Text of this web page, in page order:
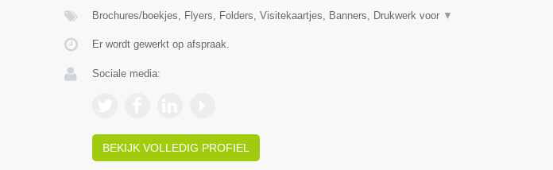
Brochures/boekjes, Flyers, Folders, Visitekaartjes, Banners, Drukwerk voor ▼
Er wordt gewerkt op afspraak.
Sociale media:
BEKIJK VOLLEDIG PROFIEL